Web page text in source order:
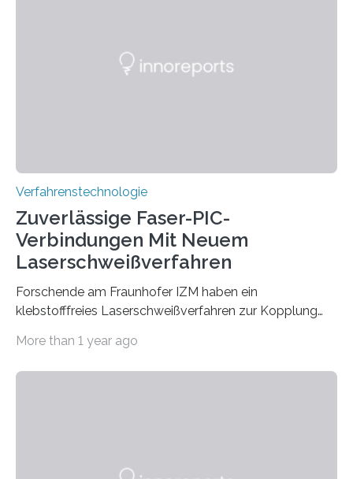
brennen, der Grundstoff für baufertigen Zement. Wenig
Verfahrenstechnologie
Zuverlässige Faser-PIC-
Verbindungen Mit Neuem
Laserschweißverfahren
Forschende am Fraunhofer IZM haben ein
klebstofffreies Laserschweißverfahren zur Kopplung
optischen Glasfasern realisiert, welches auch in
More than 1 year ago